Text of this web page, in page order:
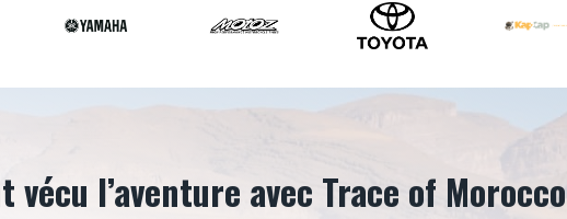
vécu l’aventure avec Trace of Morocco